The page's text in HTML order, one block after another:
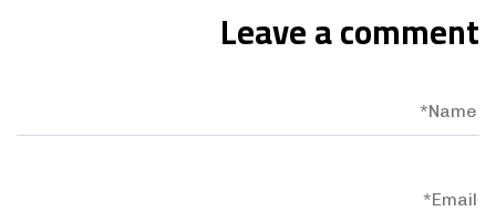
Leave a comment